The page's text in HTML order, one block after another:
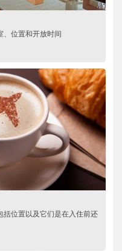
、位置和开放时间
括位置以及它们是在入住前还